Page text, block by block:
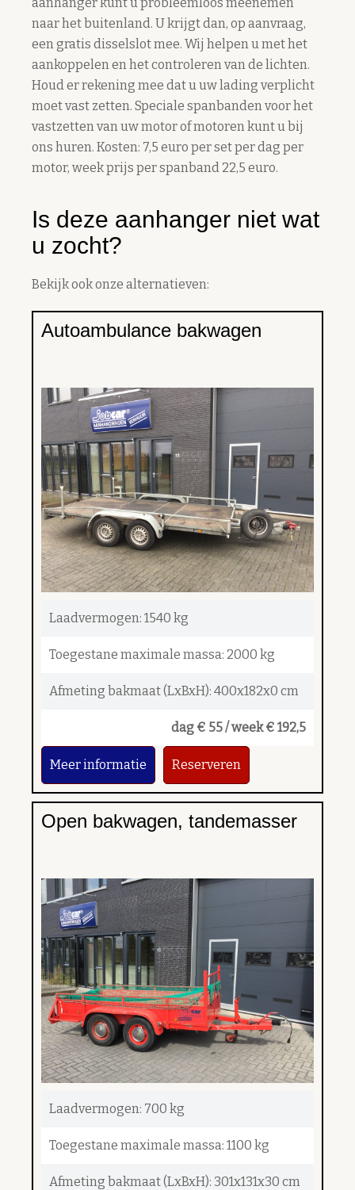
naar het buitenland. U krijgt dan, op aanvraag,
een gratis disselslot mee. Wij helpen u met het
aankoppelen en het controleren van de lichten.
Houd er rekening mee dat u uw lading verplicht
moet vast zetten. Speciale spanbanden voor het
vastzetten van uw motor of motoren kunt u bij
ons huren. Kosten: 7,5 euro per set per dag per
motor, week prijs per spanband 22,5 euro.
Is deze aanhanger niet wat
u zocht?
Bekijk ook onze alternatieven:
Autoambulance bakwagen
Laadvermogen: 1540 kg
Toegestane maximale massa: 2000 kg
Afmeting bakmaat (LxBxH): 400x182x0 cm
dag € 55 / week € 192,5
Meer informatie Reserveren
Open bakwagen, tandemasser
Laadvermogen: 700 kg
Toegestane maximale massa: 1100 kg
Afmeting bakmaat (LxBxH): 301x131x30 cm